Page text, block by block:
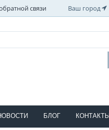
связи Ваш город
БЛОГ КОНТАКТЫ